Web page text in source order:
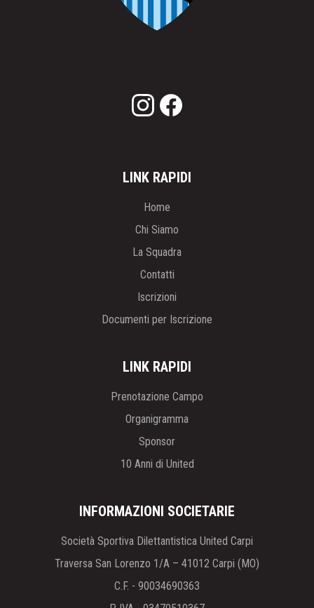
LINK RAPIDI
Home
Chi Siamo
La Squadra
Contatti
Iscrizioni
Documenti per Iscrizione
LINK RAPIDI
Prenotazione Campo
Organigramma
Sponsor
10 Anni di United
INFORMAZIONI SOCIETARIE
Società Sportiva Dilettantistica United Carpi
Traversa San Lorenzo 1/A – 41012 Carpi (MO)
C.F. - 90034690363